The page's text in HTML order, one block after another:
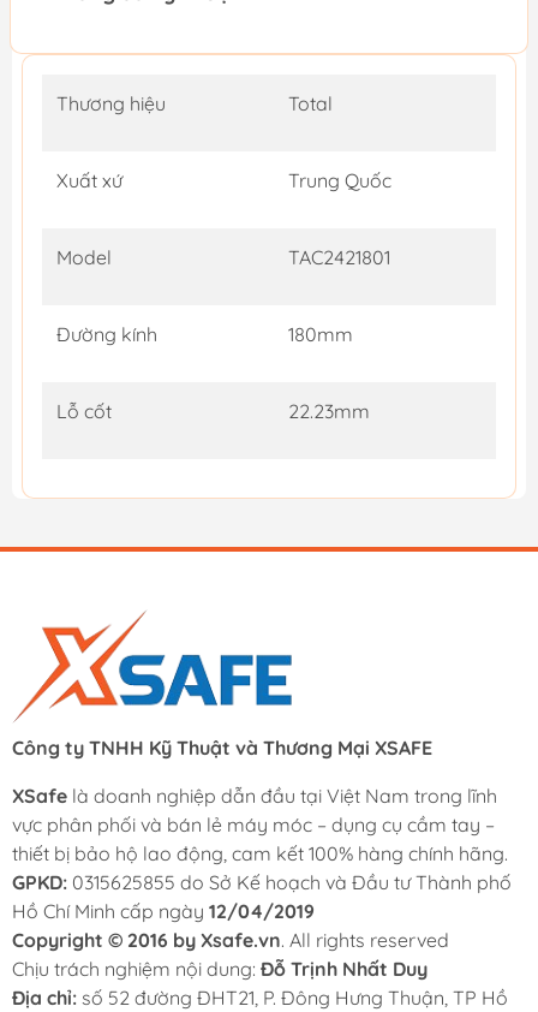
Thương hiệu Total
Xuất xứ Trung Quốc
Model TAC2421801
Đường kính 180mm
Lỗ cốt 22.23mm
Công ty TNHH Kỹ Thuật và Thương Mại XSAFE
XSafe là doanh nghiệp dẫn đầu tại Việt Nam trong lĩnh
vực phân phối và bán lẻ máy móc – dụng cụ cầm tay –
thiết bị bảo hộ lao động, cam kết 100% hàng chính hãng.
GPKD: 0315625855 do Sở Kế hoạch và Đầu tư Thành phố
Hồ Chí Minh cấp ngày 12/04/2019
Copyright © 2016 by Xsafe.vn. All rights reserved
Chịu trách nghiệm nội dung: Đỗ Trịnh Nhất Duy
Địa chỉ: số 52 đường ĐHT21, P. Đông Hưng Thuận, TP Hồ